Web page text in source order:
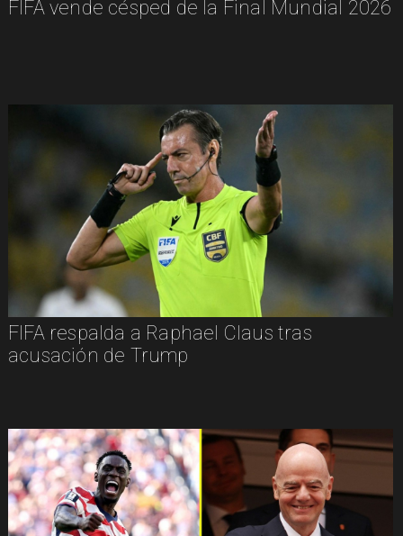
FIFA vende césped de la Final Mundial 2026
FIFA respalda a Raphael Claus tras
acusación de Trump